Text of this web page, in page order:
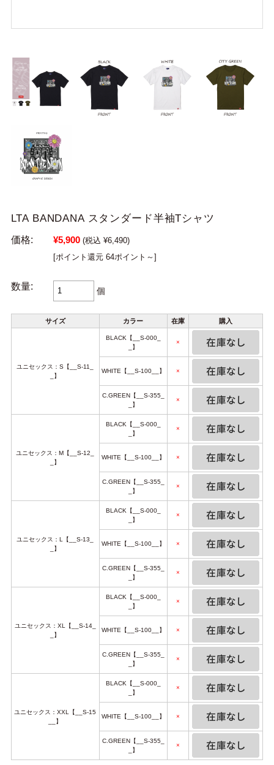
LTA BANDANA スタンダード半袖Tシャツ
価格: ¥5,900 (税込 ¥6,490)
[ポイント還元 64ポイント～]
数量: 個
サイズ カラー 在庫 購入
ユニセックス：S【__S-11_
_】
BLACK【__S-000_
_】
×
WHITE【__S-100__】 ×
C.GREEN【__S-355_
_】
×
ユニセックス：M【__S-12_
_】
BLACK【__S-000_
_】
×
WHITE【__S-100__】 ×
C.GREEN【__S-355_
_】
×
ユニセックス：L【__S-13_
_】
BLACK【__S-000_
_】
×
WHITE【__S-100__】 ×
C.GREEN【__S-355_
_】
×
ユニセックス：XL【__S-14_
_】
BLACK【__S-000_
_】
×
WHITE【__S-100__】 ×
C.GREEN【__S-355_
_】
×
ユニセックス：XXL【__S-15
__】
BLACK【__S-000_
_】
×
WHITE【__S-100__】 ×
C.GREEN【__S-355_
_】
×